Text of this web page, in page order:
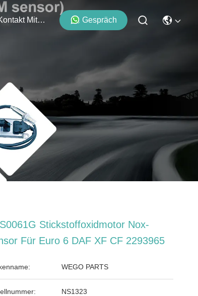
Kontakt Mit Uns Gespräch
Stickstoffoxidmotor Nox-
Für Euro 6 DAF XF CF 2293965
WEGO PARTS
NS1323